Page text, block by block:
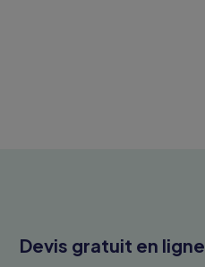
Devis gratuit en ligne